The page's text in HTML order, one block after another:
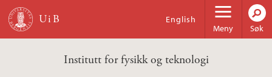
Hopp til hovedinnhold
Meny
English
Søk
Institutt for fysikk og teknologi